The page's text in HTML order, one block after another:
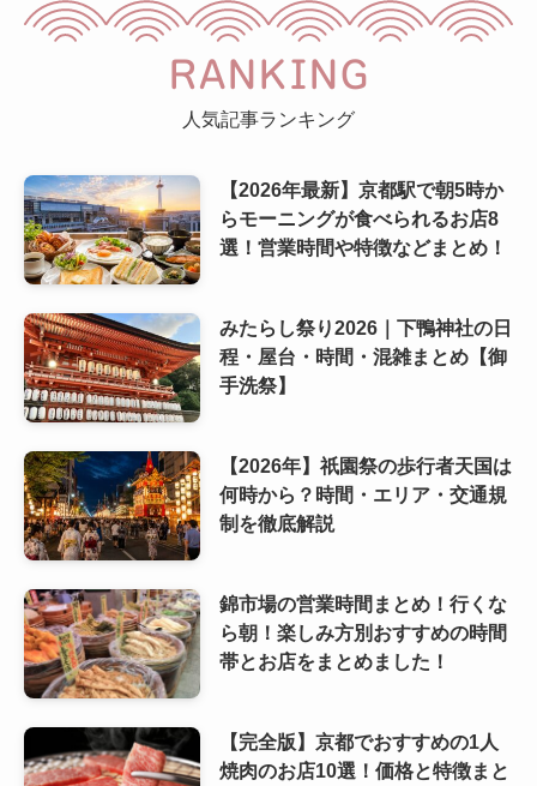
RANKING
人気記事ランキング
【2026年最新】京都駅で朝5時か
らモーニングが食べられるお店8
選！営業時間や特徴などまとめ！
みたらし祭り2026｜下鴨神社の日
程・屋台・時間・混雑まとめ【御
手洗祭】
【2026年】祇園祭の歩行者天国は
何時から？時間・エリア・交通規
制を徹底解説
錦市場の営業時間まとめ！行くな
ら朝！楽しみ方別おすすめの時間
帯とお店をまとめました！
【完全版】京都でおすすめの1人
焼肉のお店10選！価格と特徴まと